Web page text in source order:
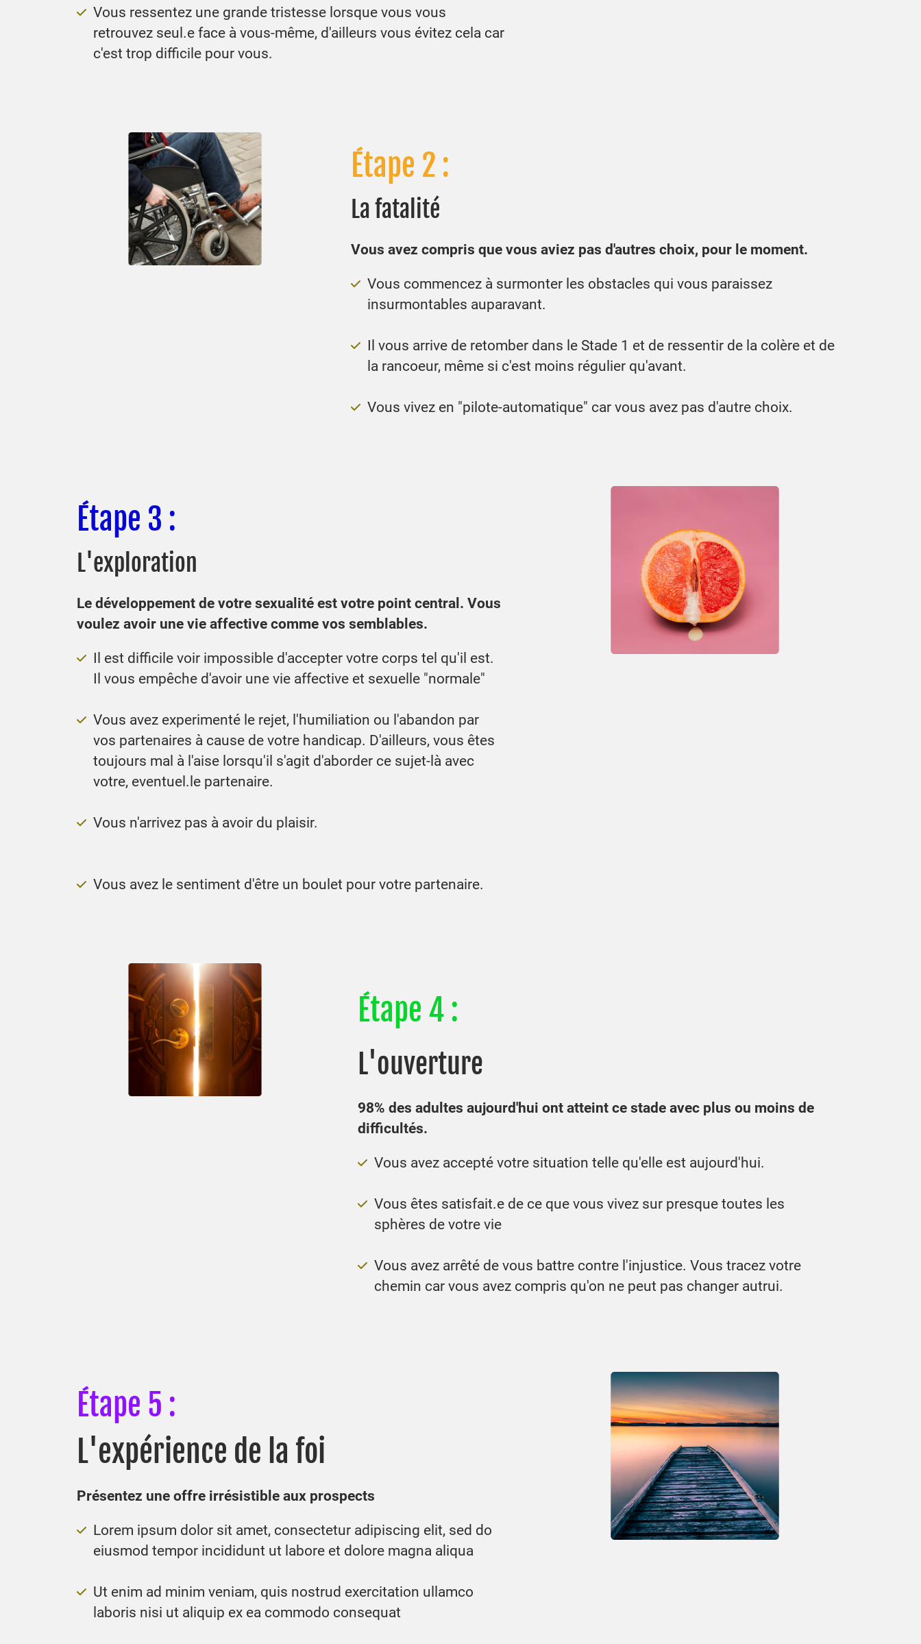
Vous ressentez une grande tristesse lorsque vous vous
retrouvez seul.e face à vous-même, d'ailleurs vous évitez cela car
c'est trop difficile pour vous.
Étape 2 :
La fatalité
Vous avez compris que vous aviez pas d'autres choix, pour le moment.
Vous commencez à surmonter les obstacles qui vous paraissez
insurmontables auparavant.
Il vous arrive de retomber dans le Stade 1 et de ressentir de la colère et de
la rancoeur, même si c'est moins régulier qu'avant.
Vous vivez en "pilote-automatique" car vous avez pas d'autre choix.
Étape 3 :
L'exploration
Le développement de votre sexualité est votre point central. Vous
voulez avoir une vie affective comme vos semblables.
Il est difficile voir impossible d'accepter votre corps tel qu'il est.
Il vous empêche d'avoir une vie affective et sexuelle "normale"
Vous avez experimenté le rejet, l'humiliation ou l'abandon par
vos partenaires à cause de votre handicap. D'ailleurs, vous êtes
toujours mal à l'aise lorsqu'il s'agit d'aborder ce sujet-là avec
votre, eventuel.le partenaire.
Vous n'arrivez pas à avoir du plaisir.
Vous avez le sentiment d'être un boulet pour votre partenaire.
Étape 4 :
L'ouverture
98% des adultes aujourd'hui ont atteint ce stade avec plus ou moins de
difficultés.
Vous avez accepté votre situation telle qu'elle est aujourd'hui.
Vous êtes satisfait.e de ce que vous vivez sur presque toutes les
sphères de votre vie
Vous avez arrêté de vous battre contre l'injustice. Vous tracez votre
chemin car vous avez compris qu'on ne peut pas changer autrui.
Étape 5 :
L'expérience de la foi
Présentez une offre irrésistible aux prospects
Lorem ipsum dolor sit amet, consectetur adipiscing elit, sed do
eiusmod tempor incididunt ut labore et dolore magna aliqua
Ut enim ad minim veniam, quis nostrud exercitation ullamco
laboris nisi ut aliquip ex ea commodo consequat